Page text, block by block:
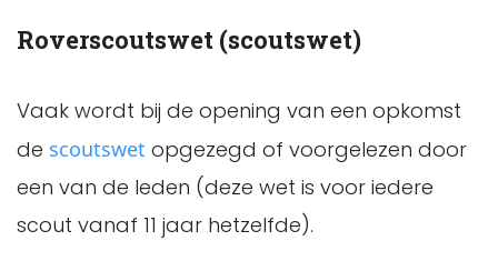
Roverscoutswet (scoutswet)
Vaak wordt bij de opening van een opkomst
de scoutswet opgezegd of voorgelezen door
een van de leden (deze wet is voor iedere
scout vanaf 11 jaar hetzelfde).